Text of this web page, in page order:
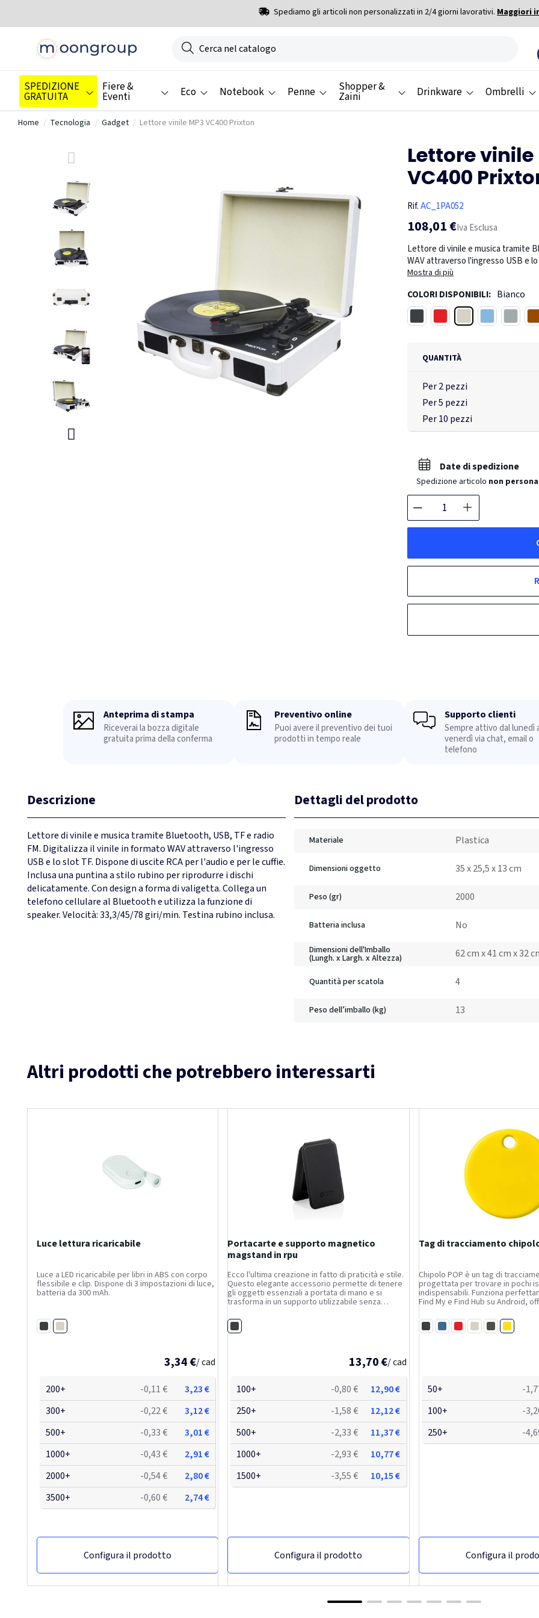
Spediamo gli articoli non personalizzati in 2/4 giorni lavorativi.Maggiori
SPEDIZIONE
GRATUITA
Fiere &
Eventi Eco Notebook Penne Shopper &
Zaini Drinkware Ombrelli
Home Tecnologia Gadget Lettore vinile MP3 VC400 Prixton
Lettore vinile
VC400
Rif.AC_1PA052
108,01 €Iva Esclusa
Lettore di vinile e musica tramite
WAV attraverso l'ingresso USB e
Inclusa una puntina a stilo rubino
33,3/45/78 giri/min. Testina rubino
Mostra di più
COLORI DISPONIBILI: Bianco
QUANTITÀ
Per 2 pezzi
Per 5 pezzi
Per 10 pezzi
Date di spedizione
Spedizione articolo non
Anteprima di stampa
Riceverai la bozza digitale
gratuita prima della conferma
Preventivo online
Puoi avere il preventivo dei tuoi
prodotti in tempo reale
Supporto clienti
Sempre attivo dal lunedì
venerdì via chat, email o
telefono
Descrizione
Lettore di vinile e musica tramite Bluetooth, USB, TF e radio
FM. Digitalizza il vinile in formato WAV attraverso l'ingresso
USB e lo slot TF. Dispone di uscite RCA per l'audio e per le cuffie.
Inclusa una puntina a stilo rubino per riprodurre i dischi
delicatamente. Con design a forma di valigetta. Collega un
telefono cellulare al Bluetooth e utilizza la funzione di
speaker. Velocità: 33,3/45/78 giri/min. Testina rubino inclusa.
Dettagli del prodotto
Materiale Plastica
Dimensioni oggetto 35 x 25,5 x 13 cm
Peso (gr) 2000
Batteria inclusa No
Dimensioni dell'Imballo
(Lungh. x Largh. x Altezza) 62 cm x 41 cm x 32
Quantità per scatola 4
Peso dell’imballo (kg) 13
Altri prodotti che potrebbero interessarti
Luce lettura ricaricabile
Luce a LED ricaricabile per libri in ABS con corpo
flessibile e clip. Dispone di 3 impostazioni di luce,
batteria da 300 mAh.
NeroBianco
3,34 €/ cad
200+ -0,11 €
3,23 €
300+
-0,22 €
3,12 €
500+
-0,33 €
3,01 €
1000+
-0,43 €
2,91 €
2000+
-0,54 €
2,80 €
3500+
-0,60 € 2,74 €
Configura il prodotto
Portacarte e supporto magnetico
magstand in rpu
Ecco l'ultima creazione in fatto di praticità e stile.
Questo elegante accessorio permette di tenere
gli oggetti essenziali a portata di mano e si
trasforma in un supporto utilizzabile senza
riciclato RCS e progettato per uno stile di vita
moderno,...
Nero
13,70 €/ cad
100+ -0,80 €
12,90 €
250+
-1,58 €
12,12 €
500+
-2,33 €
11,37 €
1000+
-2,93 €
10,77 €
1500+
-3,55 € 10,15 €
Configura il prodotto
Tag di tracciamento
Chipolo POP è un tag di
progettata per trovare in pochi
indispensabili. Funziona
Find My e Find Hub su Android,
Alimentato da una batteria
sostituibile,...
NeroBlu RossoBiancoVerdeGiallo
50+
-
100+
-
250+
-
Configura il